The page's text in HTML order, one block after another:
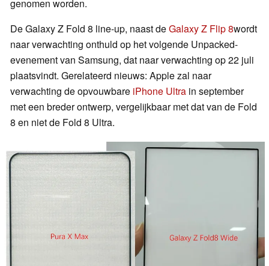
genomen worden.
De Galaxy Z Fold 8 line-up, naast deGalaxy Z Flip 8wordt
naar verwachting onthuld op het volgende Unpacked-
evenement van Samsung, dat naar verwachting op 22 juli
plaatsvindt. Gerelateerd nieuws: Apple zal naar
verwachting de opvouwbare iPhone Ultra in september
met een breder ontwerp, vergelijkbaar met dat van de Fold
8 en niet de Fold 8 Ultra.